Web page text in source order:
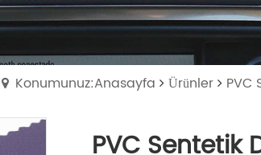
Konumunuz:Anasayfa Ürünler PVC
PVC Sentetik